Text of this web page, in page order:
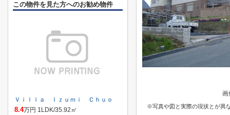
画
※写真や図と実際の現状とが異
この物件を見た方へのお勧め物件
Ｖｉｌｌａ Ｉｚｕｍｉ Ｃｈｕｏ
8.4万円 1LDK/35.92㎡